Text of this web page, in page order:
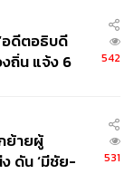
อดีตอธิบดี
ถิ่น แจ้ง 6
542
ย้ายผู้
ดัน ‘มีชัย-
531